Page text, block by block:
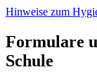
Hinweise zum
Formulare
Schule